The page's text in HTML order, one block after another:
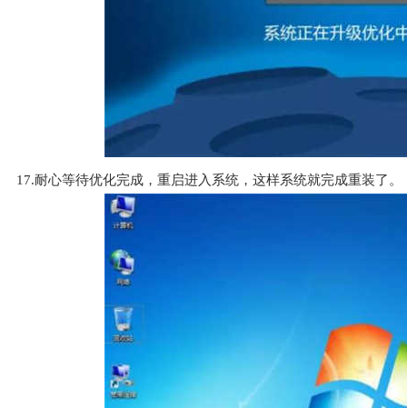
17.耐心等待优化完成，重启进入系统，这样系统就完成重装了。